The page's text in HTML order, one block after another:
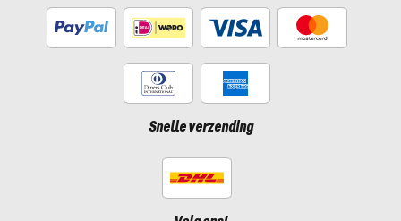
Snelle verzending